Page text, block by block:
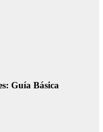
Guía Básica